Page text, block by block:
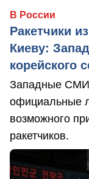
В России
Ракетчики
Киеву:
корейского
Западные СМИ,
официальные
возможного
ракетчиков.